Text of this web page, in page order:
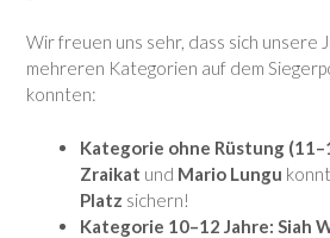
Wir freuen uns sehr, dass sich unsere
mehreren Kategorien auf dem
konnten:
Kategorie ohne Rüstung
Zraikat und Mario Lungu
Platz sichern!
Kategorie 10–12 Jahre: Siah